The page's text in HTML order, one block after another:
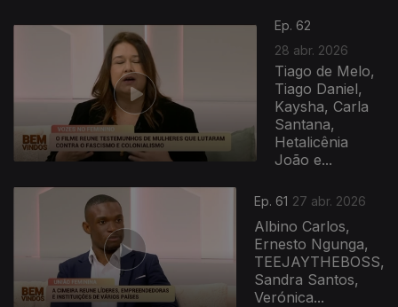
Ep. 62
28 abr. 2026
Tiago de Melo,
Tiago Daniel,
Kaysha, Carla
Santana,
Hetalicênia
João e...
Ep. 61 27 abr. 2026
Albino Carlos,
Ernesto Ngunga,
TEEJAYTHEBOSS,
Sandra Santos,
Verónica...